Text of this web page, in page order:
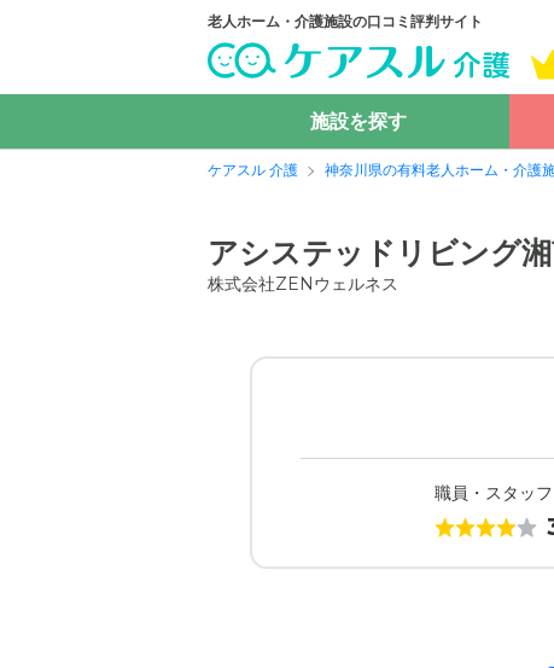
老人ホーム・介護施設の口コミ評判サイト
施設を探す
ケアスル 介護 神奈川県の有料老人ホーム・介護
アシステッドリビング
株式会社ZENウェルネス
職員・スタッフ